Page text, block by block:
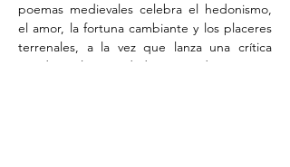
poemas medievales celebra el hedonismo,
el amor, la fortuna cambiante y los placeres
terrenales, a la vez que lanza una crítica
mordaz a la sociedad. Estrenada en 1937,